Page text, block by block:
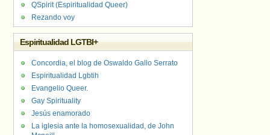
QSpirit (Espiritualidad Queer)
Rezando voy
Espiritualidad LGTBI+
Concordia, el blog de Oswaldo Gallo Serrato
Espiritualidad Lgbtih
Evangelio Queer.
Gay Spirituality
Jesús enamorado
La iglesia ante la homosexualidad, de John